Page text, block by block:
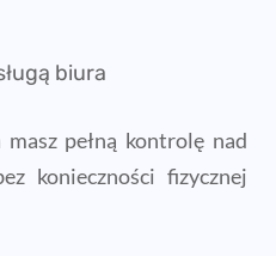
biura
pełną kontrolę nad
konieczności fizycznej